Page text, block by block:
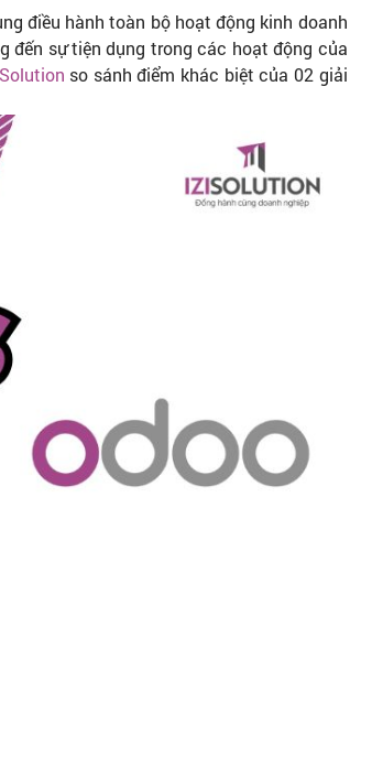
điều hành toàn bộ hoạt động kinh doanh
đến sự tiện dụng trong các hoạt động của
so sánh điểm khác biệt của 02 giải